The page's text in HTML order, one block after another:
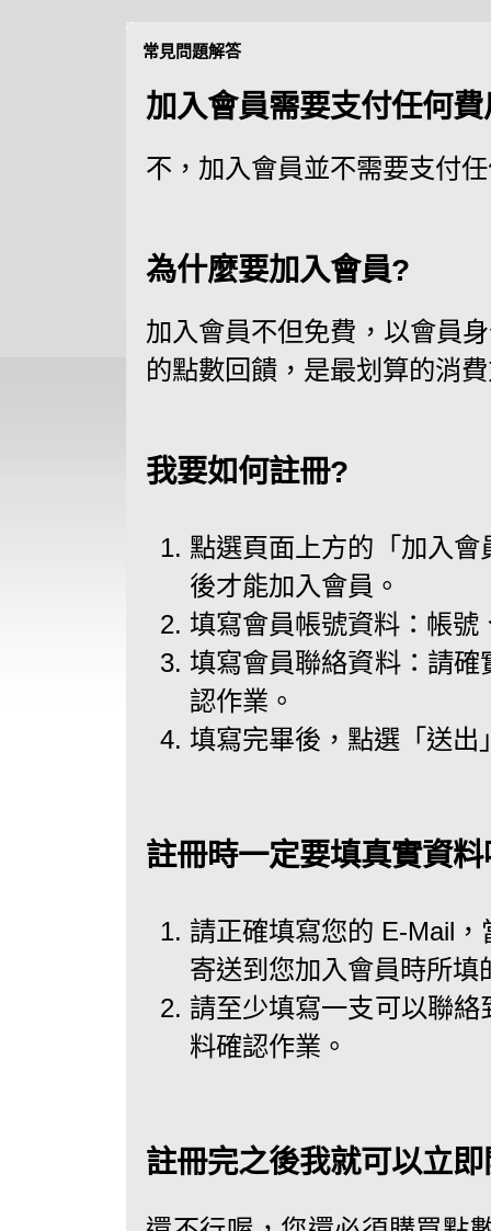
常見問題解答
加入會員需要支付任何
不，加入會員並不需要支付
為什麼要加入會員?
加入會員不但免費，以會員
的點數回饋，是最划算的消
我要如何註冊?
點選頁面上方的「加入
後才能加入會員。
填寫會員帳號資料：帳號
填寫會員聯絡資料：請
認作業。
填寫完畢後，點選「送出
註冊時一定要填真實資
請正確填寫您的 E-Mail
寄送到您加入會員時所填
請至少填寫一支可以聯
料確認作業。
註冊完之後我就可以立